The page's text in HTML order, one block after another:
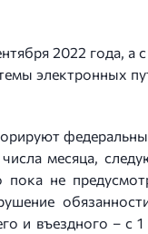
2022 года, а
электронных
месяца,
не
и въездного – с